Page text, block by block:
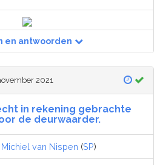
en antwoorden
2021
in rekening gebrachte
de deurwaarder.
Michiel van Nispen (SP)